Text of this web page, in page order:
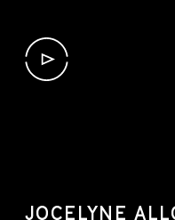
JOCELYNE